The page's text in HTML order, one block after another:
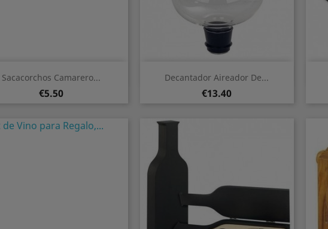
Sacacorchos Camarero...
Price
€5.50
Quick view Decantador Aireador De...
Price
€13.40
Quick view